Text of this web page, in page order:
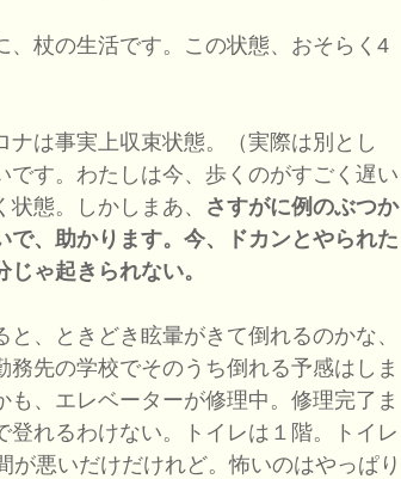
杖の生活です。この状態、おそらく4
は事実上収束状態。（実際は別とし
す。わたしは今、歩くのがすごく遅い
態。しかしまあ、 さすがに例のぶつか
で、助かります。今、ドカンとやられた
ゃ起きられない。
、ときどき眩暈がきて倒れるのかな、
先の学校でそのうち倒れる予感はしま
、エレベーターが修理中。修理完了ま
れるわけない。トイレは１階。トイレ
悪いだけだけれど。怖いのはやっぱり